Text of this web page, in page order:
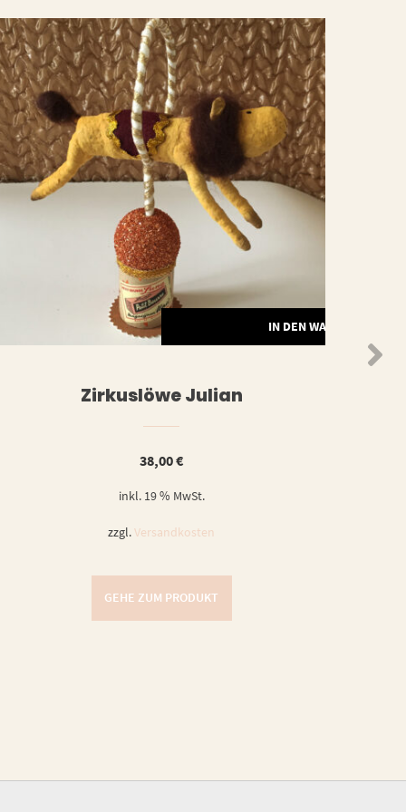
IN DEN WARENKORB
Zirkuslöwe Julian
38,00€
inkl. 19 % MwSt.
zzgl.Versandkosten
GEHE ZUM PRODUKT